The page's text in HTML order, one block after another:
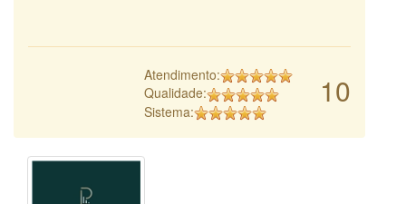
10
Atendimento:
Qualidade:
Sistema: